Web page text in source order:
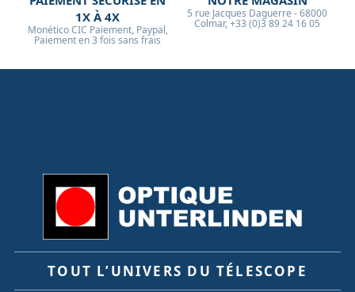
1X À 4X
Monético CIC Paiement, Paypal,
Paiement en 3 fois sans frais
5 rue Jacques Daguerre - 68000
Colmar, +33 (0)3 89 24 16 05
TOUT L’UNIVERS DU TÉLESCOPE